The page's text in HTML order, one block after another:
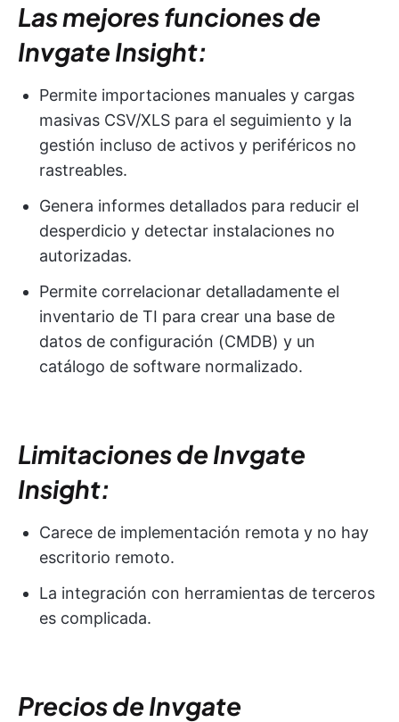
Las mejores funciones de
Invgate Insight:
Permite importaciones manuales y cargas
masivas CSV/XLS para el seguimiento y la
gestión incluso de activos y periféricos no
rastreables.
Genera informes detallados para reducir el
desperdicio y detectar instalaciones no
autorizadas.
Permite correlacionar detalladamente el
inventario de TI para crear una base de
datos de configuración (CMDB) y un
catálogo de software normalizado.
Limitaciones de Invgate
Insight:
Carece de implementación remota y no hay
escritorio remoto.
La integración con herramientas de terceros
es complicada.
Precios de Invgate